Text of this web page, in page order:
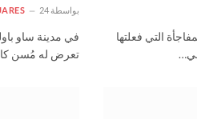
التي فعلتها
بواسطة 24 يوليو، 2024
في مدينة ساو
تعرض له مُسن